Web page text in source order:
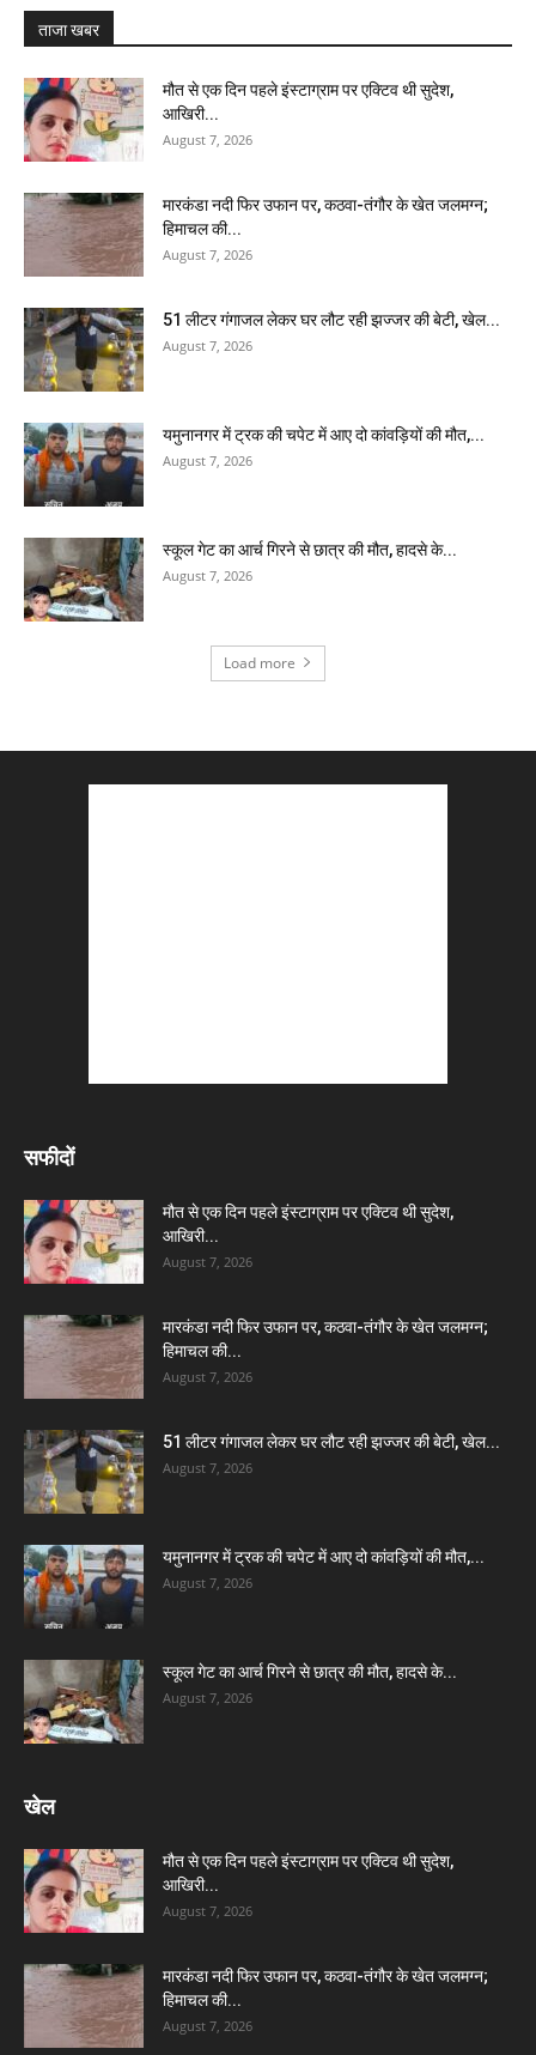
ताजा खबर
मौत से एक दिन पहले इंस्टाग्राम पर एक्टिव थी सुदेश,
आखिरी...
August 7, 2026
मारकंडा नदी फिर उफान पर, कठवा-तंगौर के खेत जलमग्न;
हिमाचल की...
August 7, 2026
51 लीटर गंगाजल लेकर घर लौट रही झज्जर की बेटी, खेल...
August 7, 2026
यमुनानगर में ट्रक की चपेट में आए दो कांवड़ियों की मौत,...
August 7, 2026
स्कूल गेट का आर्च गिरने से छात्र की मौत, हादसे के...
August 7, 2026
Load more
सफीदों
मौत से एक दिन पहले इंस्टाग्राम पर एक्टिव थी सुदेश,
आखिरी...
August 7, 2026
मारकंडा नदी फिर उफान पर, कठवा-तंगौर के खेत जलमग्न;
हिमाचल की...
August 7, 2026
51 लीटर गंगाजल लेकर घर लौट रही झज्जर की बेटी, खेल...
August 7, 2026
यमुनानगर में ट्रक की चपेट में आए दो कांवड़ियों की मौत,...
August 7, 2026
स्कूल गेट का आर्च गिरने से छात्र की मौत, हादसे के...
August 7, 2026
खेल
मौत से एक दिन पहले इंस्टाग्राम पर एक्टिव थी सुदेश,
आखिरी...
August 7, 2026
मारकंडा नदी फिर उफान पर, कठवा-तंगौर के खेत जलमग्न;
हिमाचल की...
August 7, 2026